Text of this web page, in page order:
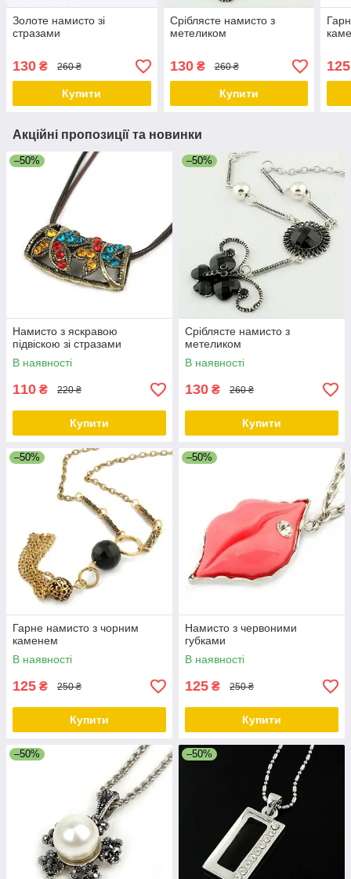
Золоте намисто зі
стразами
130 ₴ 260 ₴
Купити
Сріблясте намисто з
метеликом
130₴ 260 ₴
Купити
125
Акційні пропозиції та новинки
–50%
Намисто з яскравою
підвіскою зі стразами
В наявності
110 ₴ 220 ₴
Купити
–50%
Сріблясте намисто з
метеликом
В наявності
130 ₴ 260 ₴
Купити
–50%
Гарне намисто з чорним
каменем
В наявності
125 ₴ 250 ₴
Купити
–50%
Намисто з червоними
губками
В наявності
125 ₴ 250 ₴
Купити
–50% –50%